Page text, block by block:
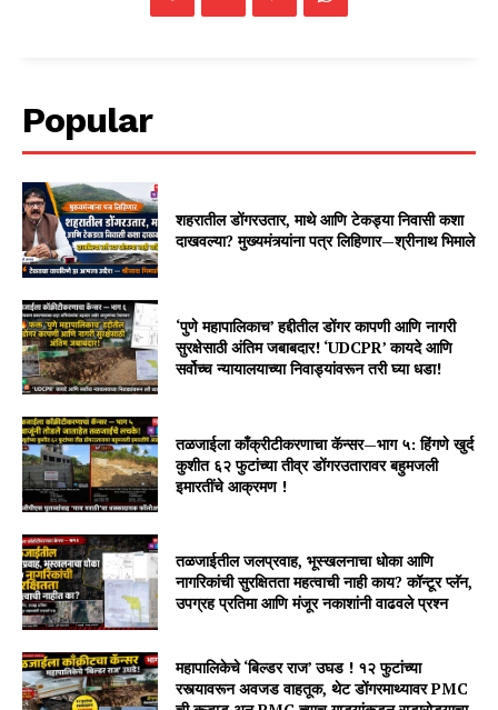
Popular
शहरातील डोंगरउतार, माथे आणि टेकड्या निवासी कशा
दाखवल्या? मुख्यमंत्र्यांना पत्र लिहिणार—श्रीनाथ भिमाले
‘पुणे महापालिकाच’ हद्दीतील डोंगर कापणी आणि नागरी
सुरक्षेसाठी अंतिम जबाबदार! ‘UDCPR’ कायदे आणि
सर्वोच्च न्यायालयाच्या निवाड्यांवरून तरी घ्या धडा!
तळजाईला काँक्रीटीकरणाचा कॅन्सर—भाग ५: हिंगणे खुर्द
कुशीत ६२ फुटांच्या तीव्र डोंगरउतारावर बहुमजली
इमारतींचे आक्रमण !
तळजाईतील जलप्रवाह, भूस्खलनाचा धोका आणि
नागरिकांची सुरक्षितता महत्वाची नाही काय? कॉन्टूर प्लॅन,
उपग्रह प्रतिमा आणि मंजूर नकाशांनी वाढवले प्रश्न
महापालिकेचे ‘बिल्डर राज’ उघड ! १२ फुटांच्या
रस्त्यावरून अवजड वाहतूक, थेट डोंगरमाथ्यावर PMC